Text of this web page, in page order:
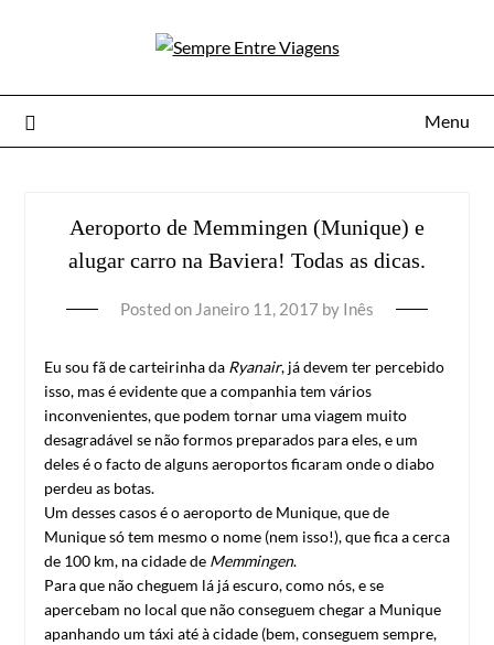
Menu
Aeroporto de Memmingen (Munique) e
alugar carro na Baviera! Todas as dicas.
Posted on Janeiro 11, 2017 by Inês
Eu sou fã de carteirinha da Ryanair, já devem ter percebido
isso, mas é evidente que a companhia tem vários
inconvenientes, que podem tornar uma viagem muito
desagradável se não formos preparados para eles, e um
deles é o facto de alguns aeroportos ficaram onde o diabo
perdeu as botas.
Um desses casos é o aeroporto de Munique, que de
Munique só tem mesmo o nome (nem isso!), que fica a cerca
de 100 km, na cidade de Memmingen.
Para que não cheguem lá já escuro, como nós, e se
apercebam no local que não conseguem chegar a Munique
apanhando um táxi até à cidade (bem, conseguem sempre,